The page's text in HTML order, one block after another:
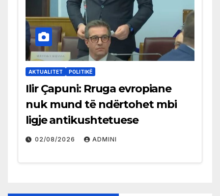
AKTUALITET POLITIKË
Ilir Çapuni: Rruga evropiane
nuk mund të ndërtohet mbi
ligje antikushtetuese
02/08/2026 ADMINI